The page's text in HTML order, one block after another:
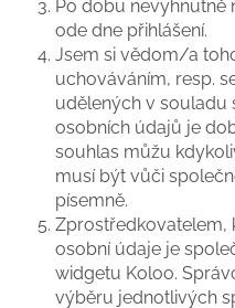
Po dobu nevyhnutně
ode dne přihlášení.
Jsem si vědom/a
uchováváním, resp.
udělených v souladu
osobních údajů je
souhlas můžu
musí být vůči
písemně.
Zprostředkovatelem,
osobní údaje je
widgetu Koloo.
výběru jednotlivých